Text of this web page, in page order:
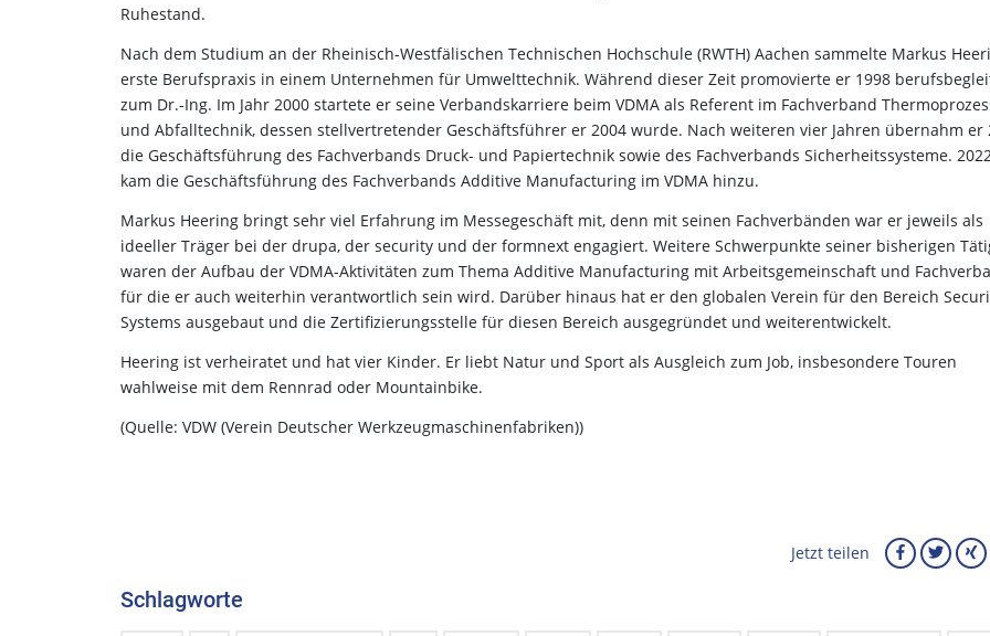
Ruhestand.
Nach dem Studium an der Rheinisch-Westfälischen Technischen Hochschule (RWTH) Aachen sammelte Markus
erste Berufspraxis in einem Unternehmen für Umwelttechnik. Während dieser Zeit promovierte er 1998
zum Dr.-Ing. Im Jahr 2000 startete er seine Verbandskarriere beim VDMA als Referent im Fachverband
und Abfalltechnik, dessen stellvertretender Geschäftsführer er 2004 wurde. Nach weiteren vier Jahren übernahm er
die Geschäftsführung des Fachverbands Druck- und Papiertechnik sowie des Fachverbands Sicherheitssysteme. 2022
kam die Geschäftsführung des Fachverbands Additive Manufacturing im VDMA hinzu.
Markus Heering bringt sehr viel Erfahrung im Messegeschäft mit, denn mit seinen Fachverbänden war er jeweils als
ideeller Träger bei der drupa, der security und der formnext engagiert. Weitere Schwerpunkte seiner bisherigen
waren der Aufbau der VDMA-Aktivitäten zum Thema Additive Manufacturing mit Arbeitsgemeinschaft und
für die er auch weiterhin verantwortlich sein wird. Darüber hinaus hat er den globalen Verein für den Bereich
Systems ausgebaut und die Zertifizierungsstelle für diesen Bereich ausgegründet und weiterentwickelt.
Heering ist verheiratet und hat vier Kinder. Er liebt Natur und Sport als Ausgleich zum Job, insbesondere Touren
wahlweise mit dem Rennrad oder Mountainbike.
(Quelle: VDW (Verein Deutscher Werkzeugmaschinenfabriken))
Jetzt teilen
Schlagworte